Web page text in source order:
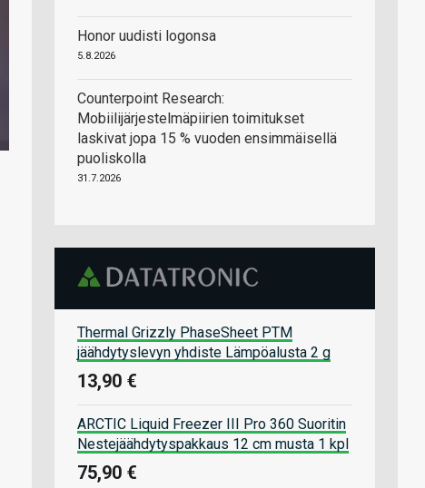
Honor uudisti logonsa
5.8.2026
Counterpoint Research:
Mobiilijärjestelmäpiirien toimitukset
laskivat jopa 15 % vuoden ensimmäisellä
puoliskolla
31.7.2026
Thermal Grizzly PhaseSheet PTM
jäähdytyslevyn yhdiste Lämpöalusta 2 g
13,90 €
ARCTIC Liquid Freezer III Pro 360 Suoritin
Nestejäähdytyspakkaus 12 cm musta 1 kpl
75,90 €